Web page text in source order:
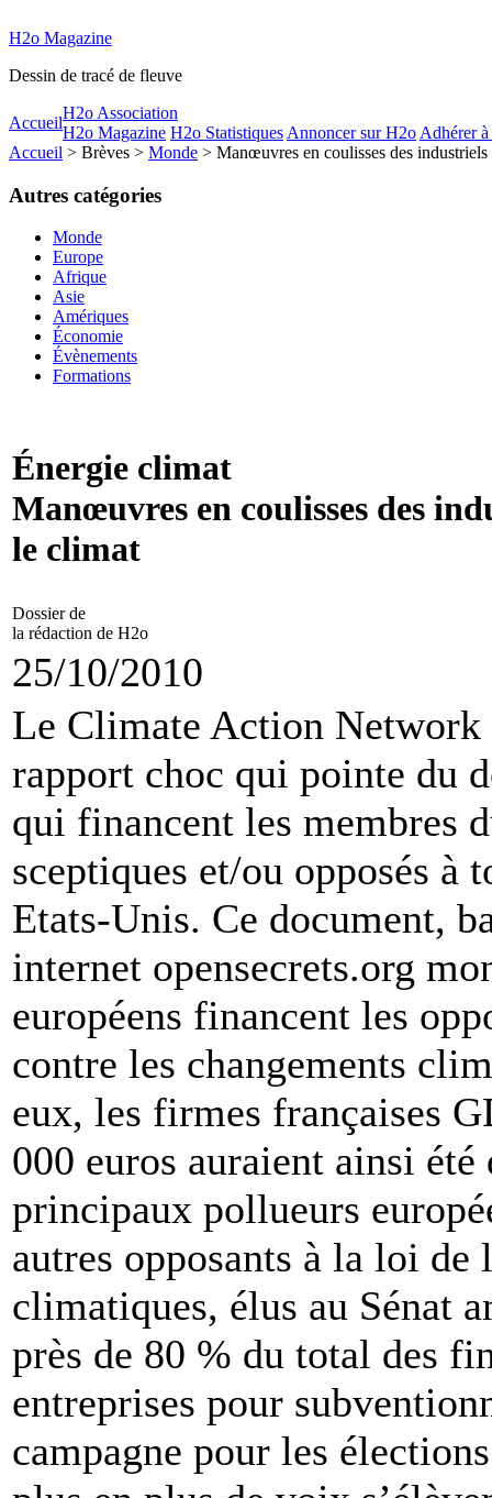
H2o Magazine
Dessin de tracé de fleuve
Accueil
H2o Association
H2o Magazine H2o Statistiques Annoncer sur H2o Adhérer
Accueil > Brèves > Monde > Manœuvres en coulisses des
Autres catégories
Monde
Europe
Afrique
Asie
Amériques
Économie
Évènements
Formations
Énergie climat
Manœuvres en coulisses des
le climat
Dossier de
la rédaction de H2o
25/10/2010
Le Climate Action
rapport choc qui pointe du
qui financent les membres
sceptiques et/ou opposés
Etats-Unis. Ce document,
internet opensecrets.org
européens financent les
contre les changements
eux, les firmes françaises
000 euros auraient ainsi
principaux pollueurs
autres opposants à la loi de
climatiques, élus au Sénat
près de 80 % du total des
entreprises pour
campagne pour les